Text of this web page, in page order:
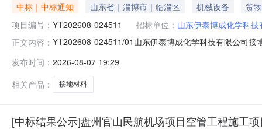
中标｜中标通知 山东省｜淄博市｜临淄区 机械设备
货物
项目编号： YT202608-024511 招标单位： 山东伊泰博成化学科技
正文内容： YT202608-024511/01山东伊泰博成化学科技有限公司
发布时间： 2026-08-07 19:29
相关产品：
接地材料
[中标结果公示]盘州官山民航机场项目空管工程施工